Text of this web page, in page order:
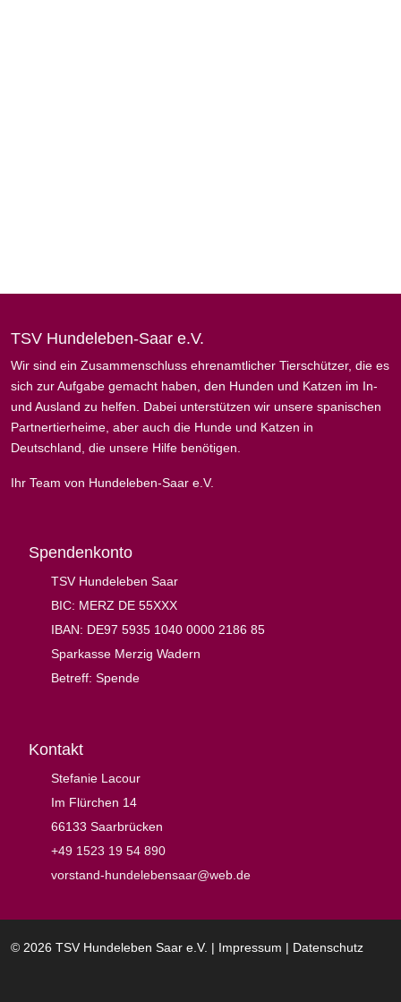
TSV Hundeleben-Saar e.V.
Wir sind ein Zusammenschluss ehrenamtlicher Tierschützer, die es
sich zur Aufgabe gemacht haben, den Hunden und Katzen im In-
und Ausland zu helfen. Dabei unterstützen wir unsere spanischen
Partnertierheime, aber auch die Hunde und Katzen in
Deutschland, die unsere Hilfe benötigen.
Ihr Team von Hundeleben-Saar e.V.
Spendenkonto
TSV Hundeleben Saar
BIC: MERZ DE 55XXX
IBAN: DE97 5935 1040 0000 2186 85
Sparkasse Merzig Wadern
Betreff: Spende
Kontakt
Stefanie Lacour
Im Flürchen 14
66133 Saarbrücken
+49 1523 19 54 890
vorstand-hundelebensaar@web.de
© 2026 TSV Hundeleben Saar e.V. | Impressum | Datenschutz